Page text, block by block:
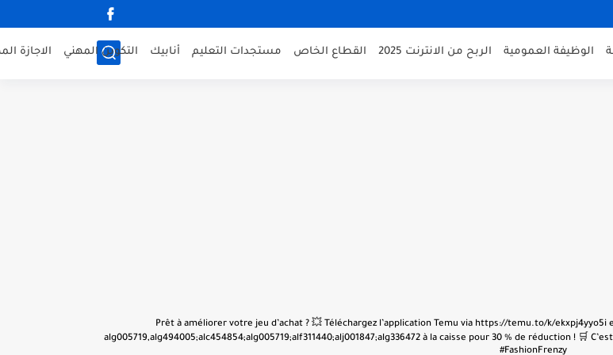
الوظيفة العمومية الربح من الانترنت 2025 القطاع الخاص مستجدات التعليم أنابيك التكوين المهني الاجازة
👋 Prêt à améliorer votre jeu d’achat ? 💥 Téléchargez l’application Temu via https://temu.to/k/
alg005719,alg494005;alc454854;alg005719;alf311440;alj001847;alg336472 à la caisse pour 30 % de réduction ! 🛒
#FashionFrenzy